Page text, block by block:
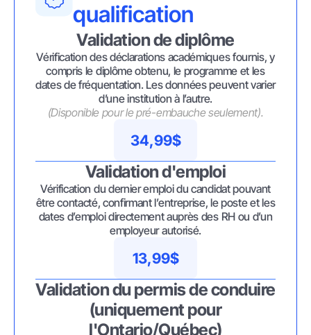
qualification
Validation de diplôme
Vérification des déclarations académiques fournis, y
compris le diplôme obtenu, le programme et les
dates de fréquentation. Les données peuvent varier
d’une institution à l’autre.
(Disponible pour le pré-embauche seulement).
34,99$
Validation d'emploi
Vérification du dernier emploi du candidat pouvant
être contacté, confirmant l’entreprise, le poste et les
dates d’emploi directement auprès des RH ou d’un
employeur autorisé.
13,99$
Validation du permis de conduire
(uniquement pour
l'Ontario/Québec)